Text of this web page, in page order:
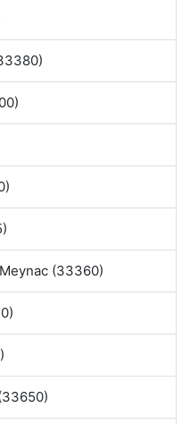
(33360)